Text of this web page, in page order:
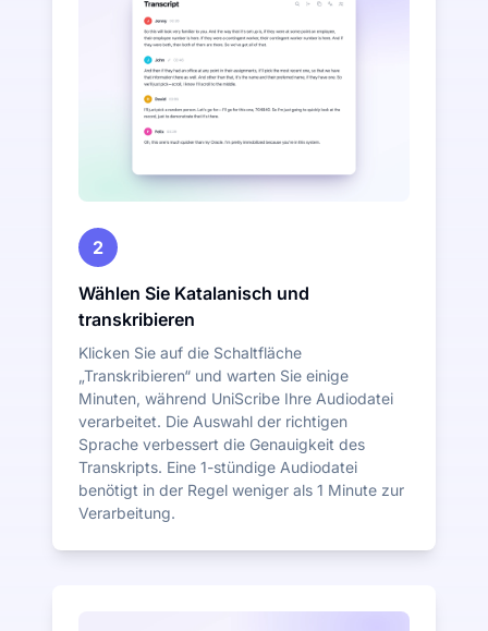
2
Wählen Sie Katalanisch und
transkribieren
Klicken Sie auf die Schaltfläche
„Transkribieren“ und warten Sie einige
Minuten, während UniScribe Ihre Audiodatei
verarbeitet. Die Auswahl der richtigen
Sprache verbessert die Genauigkeit des
Transkripts. Eine 1-stündige Audiodatei
benötigt in der Regel weniger als 1 Minute zur
Verarbeitung.